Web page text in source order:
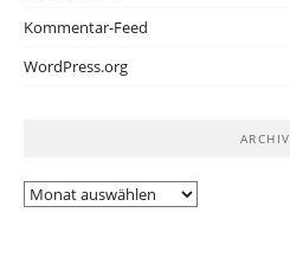
Kommentar-Feed
WordPress.org
ARCHIV
Archiv